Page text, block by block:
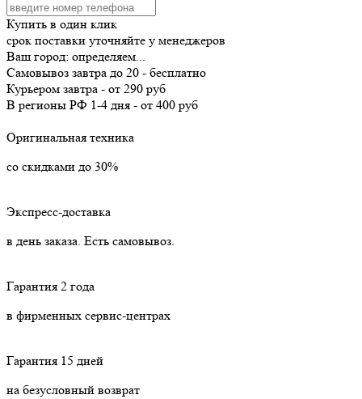
Купить в один клик
срок поставки уточняйте у менеджеров
Ваш город: определяем...
Самовывоз завтра до 20 - бесплатно
Курьером завтра - от 290 руб
В регионы РФ 1-4 дня - от 400 руб
Оригинальная техника
со скидками до 30%
Экспресс-доставка
в день заказа. Есть самовывоз.
Гарантия 2 года
в фирменных сервис-центрах
Гарантия 15 дней
на безусловный возврат